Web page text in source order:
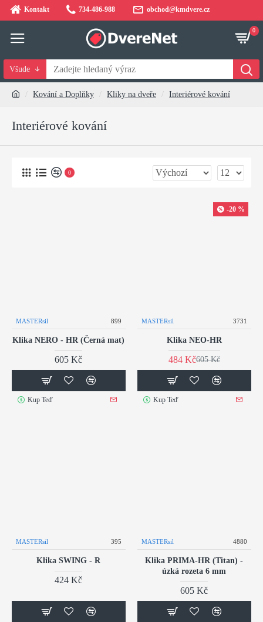
Kontakt 734-486-988 obchod@kmdvere.cz
0
Všude
Kování a Doplňky Kliky na dveře Interiérové kování
Interiérové kování
0
MASTERsil 899
Klika NERO - HR (Černá mat)
605 Kč
Kup Teď
-20 %
MASTERsil 3731
Klika NEO-HR
484 Kč605 Kč
Kup Teď
MASTERsil 395
Klika SWING - R
424 Kč
MASTERsil 4880
Klika PRIMA-HR (Titan) -
úzká rozeta 6 mm
605 Kč